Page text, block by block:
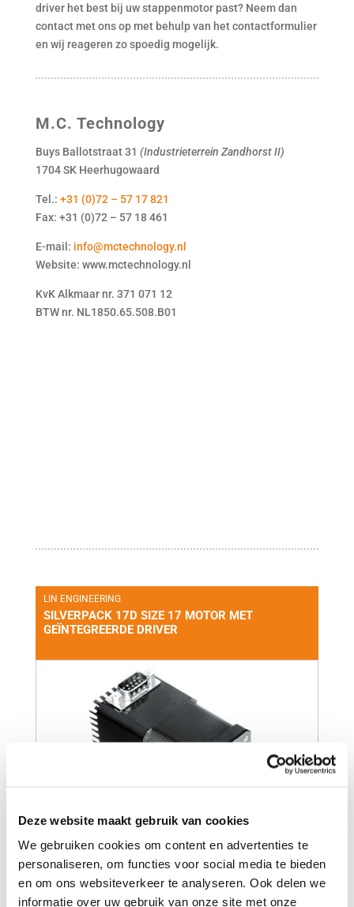
Deze website maakt gebruik van cookies
We gebruiken cookies om content en advertenties te
personaliseren, om functies voor social media te bieden
en om ons websiteverkeer te analyseren. Ook delen we
informatie over uw gebruik van onze site met onze
driver het best bij uw stappenmotor past? Neem dan
contact met ons op met behulp van het contactformulier
en wij reageren zo spoedig mogelijk.
M.C. Technology
Buys Ballotstraat 31 (Industrieterrein Zandhorst II)
1704 SK Heerhugowaard
Tel.: +31 (0)72 – 57 17 821
Fax: +31 (0)72 – 57 18 461
E-mail: info@mctechnology.nl
Website: www.mctechnology.nl
KvK Alkmaar nr. 371 071 12
BTW nr. NL1850.65.508.B01
LIN ENGINEERING
SILVERPACK 17D SIZE 17 MOTOR MET
GEÏNTEGREERDE DRIVER
+
LIN ENGINEERING